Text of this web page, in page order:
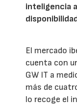
inteligencia
El mercado
cuenta con
GW IT a
más de
lo recoge el